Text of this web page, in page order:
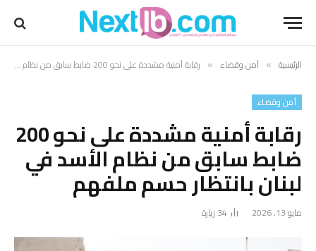
الرئيسية » أمن وقضاء » رقابة أمنية مشددة على نحو 200 ضابط سابق من نظام الأسد في لبنان بانتظار حسم ملفهم
أمن وقضاء
رقابة أمنية مشددة على نحو 200
ضابط سابق من نظام الأسد في
لبنان بانتظار حسم ملفهم
مايو 13, 2026 34 زيارة